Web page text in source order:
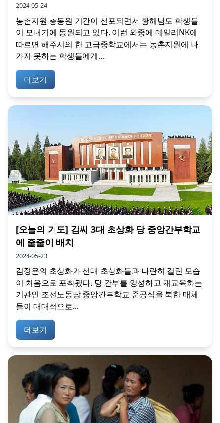
2024-05-24
농촌지원 총동원 기간이 선포되면서 황해남도 학생들
이 모내기에 동원되고 있다. 이런 와중에 데일리NK에
따르면 해주시의 한 고급중학교에서는 농촌지원에 나
가지 못하는 학생들에게...
더보기
[오늘의 기도] 김씨 3대 초상화 당 중앙간부학교
에 줄줄이 배치
2024-05-23
김정은의 초상화가 선대 초상화들과 나란히 걸린 모습
이 처음으로 포착됐다. 당 간부를 양성하고 재교육하는
기관인 조선노동당 중앙간부학교 준공식을 북한 매체
들이 대대적으로...
더보기